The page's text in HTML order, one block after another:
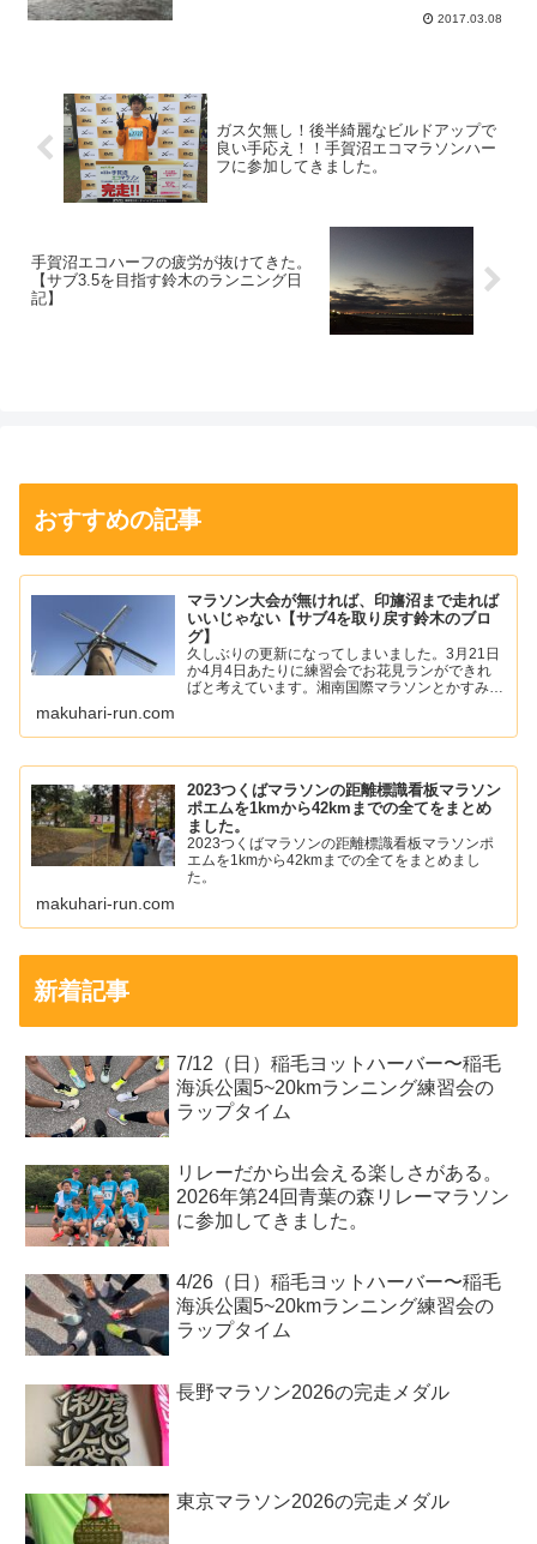
2017.03.08
ガス欠無し！後半綺麗なビルドアップで
良い手応え！！手賀沼エコマラソンハー
フに参加してきました。
手賀沼エコハーフの疲労が抜けてきた。
【サブ3.5を目指す鈴木のランニング日
記】
おすすめの記事
マラソン大会が無ければ、印旛沼まで走れば
いいじゃない【サブ4を取り戻す鈴木のブロ
グ】
久しぶりの更新になってしまいました。3月21日
か4月4日あたりに練習会でお花見ランができれ
ばと考えています。湘南国際マラソンとかすみが
の痛みが落ち着いて...
makuhari-run.com
2023つくばマラソンの距離標識看板マラソン
ポエムを1kmから42kmまでの全てをまとめ
ました。
2023つくばマラソンの距離標識看板マラソンポ
エムを1kmから42kmまでの全てをまとめまし
た。
makuhari-run.com
新着記事
7/12（日）稲毛ヨットハーバー〜稲毛
海浜公園5~20kmランニング練習会の
ラップタイム
リレーだから出会える楽しさがある。
2026年第24回青葉の森リレーマラソン
に参加してきました。
4/26（日）稲毛ヨットハーバー〜稲毛
海浜公園5~20kmランニング練習会の
ラップタイム
長野マラソン2026の完走メダル
東京マラソン2026の完走メダル